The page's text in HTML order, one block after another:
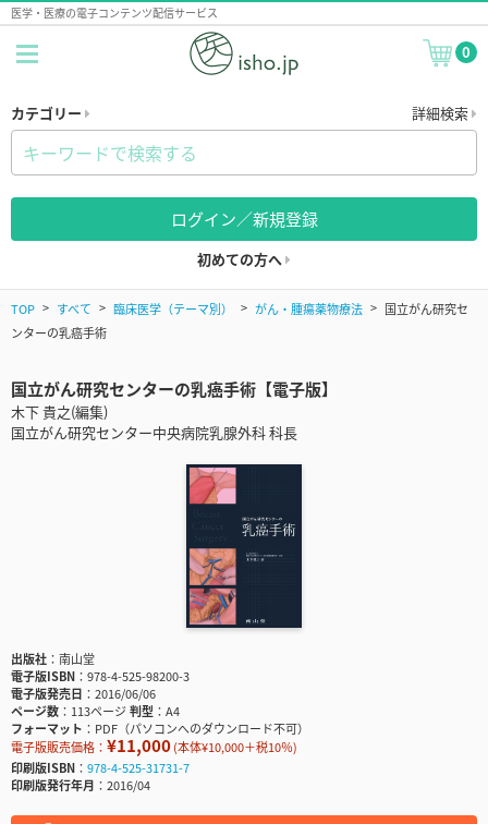
医学・医療の電子コンテンツ配信サービス
0
カテゴリー 詳細検索
ログイン／新規登録
初めての方へ
TOP すべて 臨床医学（テーマ別） がん・腫瘍薬物療法
国立がん研究セ
ンターの乳癌手術
国立がん研究センターの乳癌手術【電子版】
木下 貴之(編集)
国立がん研究センター中央病院乳腺外科 科長
出版社
南山堂
電子版ISBN
978-4-525-98200-3
電子版発売日
2016/06/06
ページ数
113ページ判型
A4
フォーマット
PDF（パソコンへのダウンロード不可）
電子版販売価格： ¥11,000(本体¥10,000＋税10％)
印刷版ISBN
978-4-525-31731-7
印刷版発行年月
2016/04